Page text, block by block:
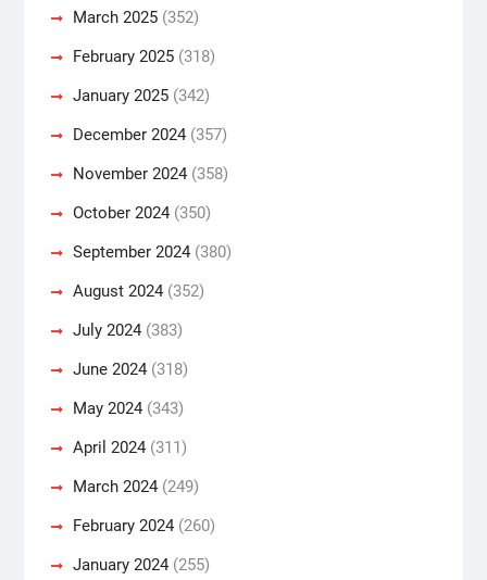
March 2025(352)
February 2025(318)
January 2025(342)
December 2024(357)
November 2024(358)
October 2024(350)
September 2024(380)
August 2024(352)
July 2024(383)
June 2024(318)
May 2024(343)
April 2024(311)
March 2024(249)
February 2024(260)
January 2024(255)